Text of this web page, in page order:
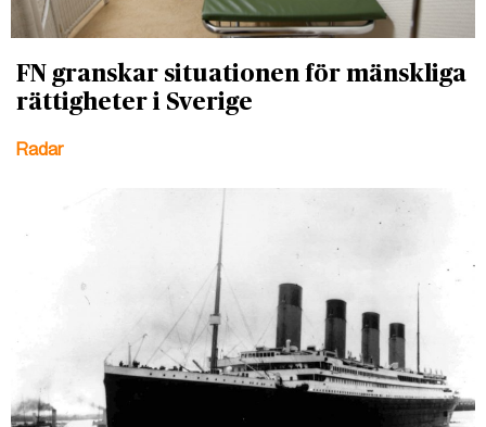
FN granskar situationen för mänskliga
rättigheter i Sverige
Radar